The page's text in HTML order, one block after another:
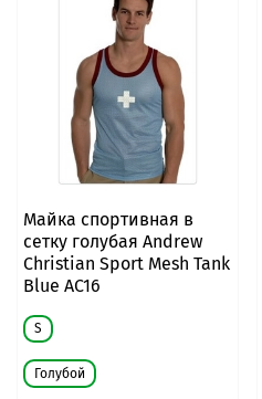
Майка спортивная в
сетку голубая Andrew
Christian Sport Mesh Tank
Blue AC16
S
Голубой